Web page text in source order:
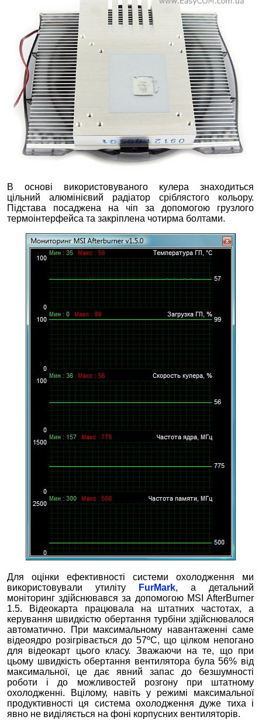
В основі використовуваного кулера знаходиться
цільний алюмінієвий радіатор сріблястого кольору.
Підстава посаджена на чіп за допомогою грузлого
термоінтерфейса та закріплена чотирма болтами.
Для оцінки ефективності системи охолодження ми
використовували утиліту
FurMark, а детальний
моніторинг здійснювався за допомогою MSI AfterBurner
1.5. Відеокарта працювала на штатних частотах, а
керування швидкістю обертання турбіни здійснювалося
автоматично. При максимальному навантаженні саме
відеоядро розігрівається до 57ºС, що цілком непогано
для відеокарт цього класу. Зважаючи на те, що при
цьому швидкість обертання вентилятора була 56% від
максимальної, це дає явний запас до безшумності
роботи і до можливостей розгону при штатному
охолодженні. Вцілому, навіть у режимі максимальної
продуктивності ця система охолодження дуже тиха і
явно не виділяється на фоні корпусних вентиляторів.